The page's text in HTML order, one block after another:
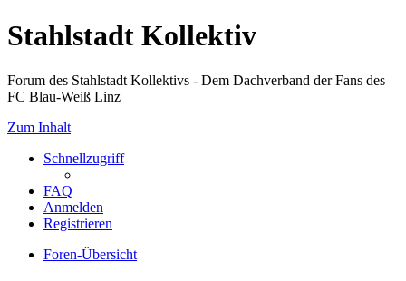
Stahlstadt Kollektiv
Forum des Stahlstadt Kollektivs - Dem Dachverband der Fans des
FC Blau-Weiß Linz
Zum Inhalt
Schnellzugriff
FAQ
Anmelden
Registrieren
Foren-Übersicht